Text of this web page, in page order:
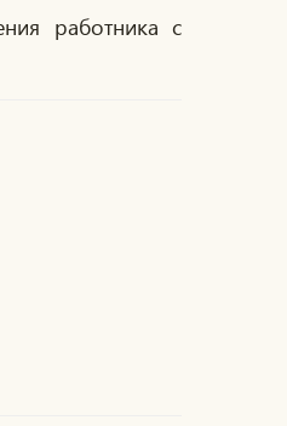
работника с